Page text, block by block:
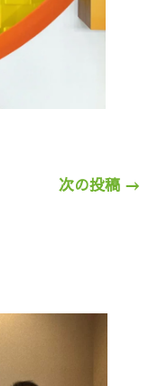
次の投稿 →